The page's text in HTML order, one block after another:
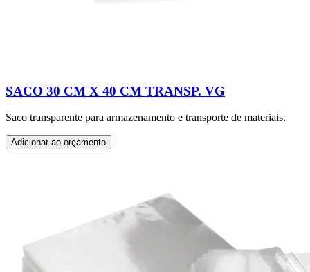
SACO 30 CM X 40 CM TRANSP. VG
Saco transparente para armazenamento e transporte de materiais.
Adicionar ao orçamento